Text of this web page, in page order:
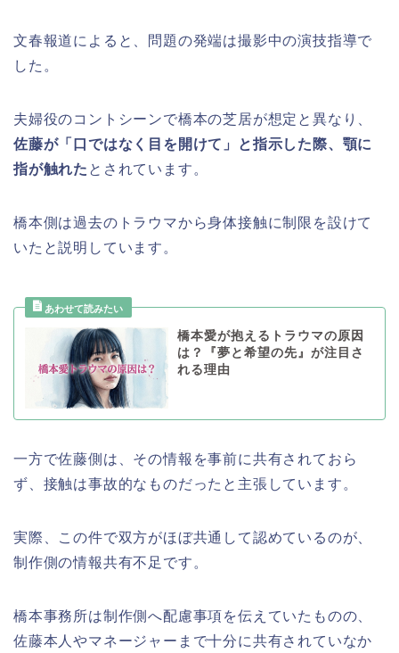
文春報道によると、問題の発端は撮影中の演技指導で
した。
夫婦役のコントシーンで橋本の芝居が想定と異なり、
佐藤が「口ではなく目を開けて」と指示した際、顎に
指が触れた とされています。
橋本側は過去のトラウマから身体接触に制限を設けて
いたと説明しています。
橋本愛が抱えるトラウマの原因
は？『夢と希望の先』が注目さ
れる理由
一方で佐藤側は、その情報を事前に共有されておら
ず、接触は事故的なものだったと主張しています。
実際、この件で双方がほぼ共通して認めているのが、
制作側の情報共有不足です。
橋本事務所は制作側へ配慮事項を伝えていたものの、
佐藤本人やマネージャーまで十分に共有されていなか